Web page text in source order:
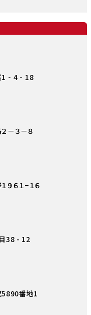
1‐4‐18
－３－８
６１−１６
38 - 12
番地1